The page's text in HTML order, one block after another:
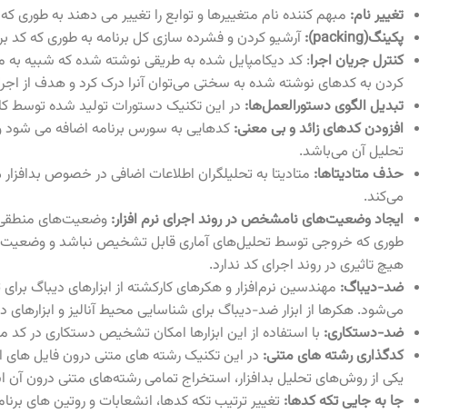
تغییر نام: مبهم کننده نام متغییرها و توابع را تغییر می دهند به
پکینگ(packing):
آرشیو کردن و فشرده سازی کل برنامه به طوری که کد
کنترل جریان اجرا: کد دیکامپایل شده به طریقی نوشته شده که شبیه به
کردن به کدهای نوشته شده به سختی می‌توان آنرا درک کرد و هدف از
تبدیل الگوی دستورالعمل‌ها: در این تکنیک دستورات تولید شده توسط
افزودن کدهای زائد و بی معنی: کدهایی به سورس برنامه اضافه می شود
تحلیل آن می‌باشد.
حذف متادیتاها: متادیتا به تحلیلگران اطلاعات اضافی در خصوص
می‌کند.
ایجاد وضعیت‌های نامشخص در روند اجرای نرم افزار: وضعیت‌های منطقی
طوری که خروجی توسط تحلیل‌های آماری قابل تشخیص نباشد و
هیچ تاثیری در روند اجرای کد ندارد.
ضد-دیباگ: مهندسین نرم‌افزار و هکرهای کارکشته از ابزارهای دیباگ
می‌شود. هکرها از ابزار ضد-دیباگ برای شناسایی محیط آنالیز و ابزارهای
ضد-دستکاری: با استفاده از این ابزارها امکان تشخیص دستکاری در
کدگذاری رشته های متنی: در این تکنیک رشته های متنی درون فایل های
یکی از روش‌های تحلیل بدافزار، استخراج تمامی رشته‌های متنی درون
جا به جایی تکه کدها: تغییر ترتیب تکه کدها، انشعابات و روتین های